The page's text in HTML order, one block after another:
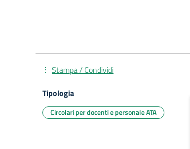
Stampa / Condividi
Tipologia
Circolari per docenti e personale ATA